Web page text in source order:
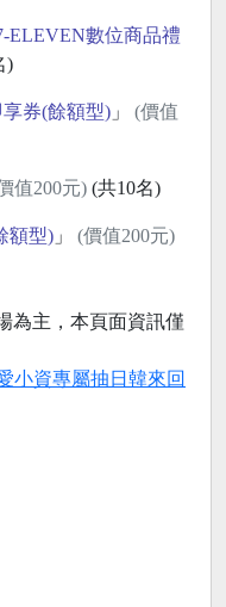
ELEVEN數位商品禮
)
券(餘額型)」 (價值
值200元)(共10名)
額型)」 (價值200元)
為主，本頁面資訊僅
小資專屬抽日韓來回